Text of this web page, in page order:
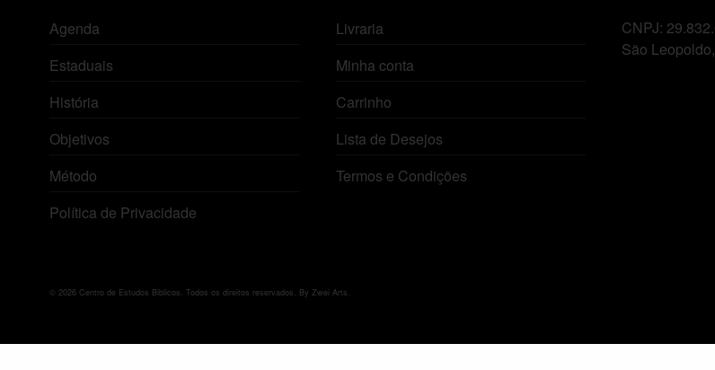
Agenda
Estaduais
História
Objetivos
Método
Política de Privacidade
Livraria
Minha conta
Carrinho
Lista de Desejos
Termos e Condições
CNPJ:
São
© 2026 Centro de Estudos Biblicos. Todos os direitos reservados. By Zwei Arts.